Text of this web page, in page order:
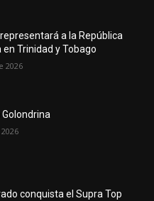
a la República
en Trinidad y Tobago
2026
Golondrina
conquista el Supra Top